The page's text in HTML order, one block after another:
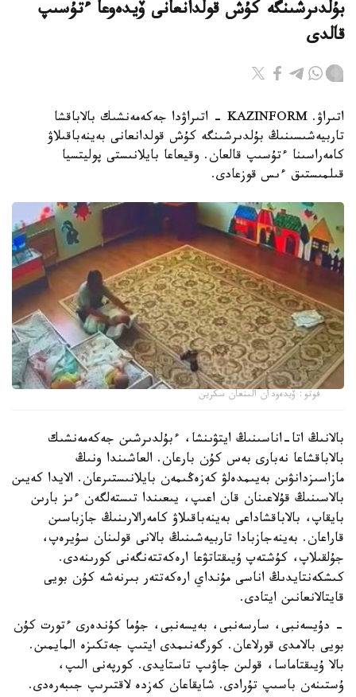
بۇلدىرشىنگە كۇش قولدانعانى ۆيدەوعا ءتۇسىپ
قالدى
اتىراۋ. KAZINFORM - اتىراۋدا جەكەمەنشىك بالاباقشا
تاربيەشىسىنىڭ بۇلدىرشىنگە كۇش قولدانعانى بەينەباقىلاۋ
كامەراسىنا ءتۇسىپ قالعان. وقيعاعا بايلانىستى پوليتسيا
قىلمىستىق ءىس قوزعادى.
فوتو: ۆيدەودان الىنعان سكرين
بالانىڭ اتا-اناسىنىڭ ايتۋىنشا، ءبۇلدىرشىن جەكەمەنشىك
بالاباقشاعا نەبارى بەس كۇن بارعان. العاشىندا ونىڭ
مازاسىزدانۋىن بەيىمدەلۋ كەزەڭىمەن بايلانىستىرعان. الايدا كەيىن
بالاسىنىڭ قۇلاعىنان قان اعىپ، يىعىندا تىستەلگەن ءىز بارىن
بايقاپ، بالاباقشاداعى بەينەباقىلاۋ كامەرالارىنىڭ جازباسىن
قاراعان. بەينەجازبادا تاربيەشىنىڭ بالانى قولىنان سۇيرەپ،
جۇلقىلاپ، كۇشتەپ ۇيىقتاتۋعا ارەكەتتەنگەنى كورىنەدى.
كىشكەنتايدىڭ اناسى مۇنداي ارەكەتتەر بىرنەشە كۇن بويى
قايتالانعانىن ايتادى.
- دۇيسەنبى، سارسەنبى، بەيسەنبى، جۇما كۇندەرى ءتورت كۇن
بويى بالامدى قورلاعان. كورگەنىمدى ايتىپ جەتكىزە المايمىن.
بالا ۇيىقتاماسا، قولىن جاۋىپ تاستايدى. كورپەنى الىپ،
ۇستىنەن باسىپ تۇرادى. شايقاعان كەزدە لاقتىرىپ جىبەرەدى.